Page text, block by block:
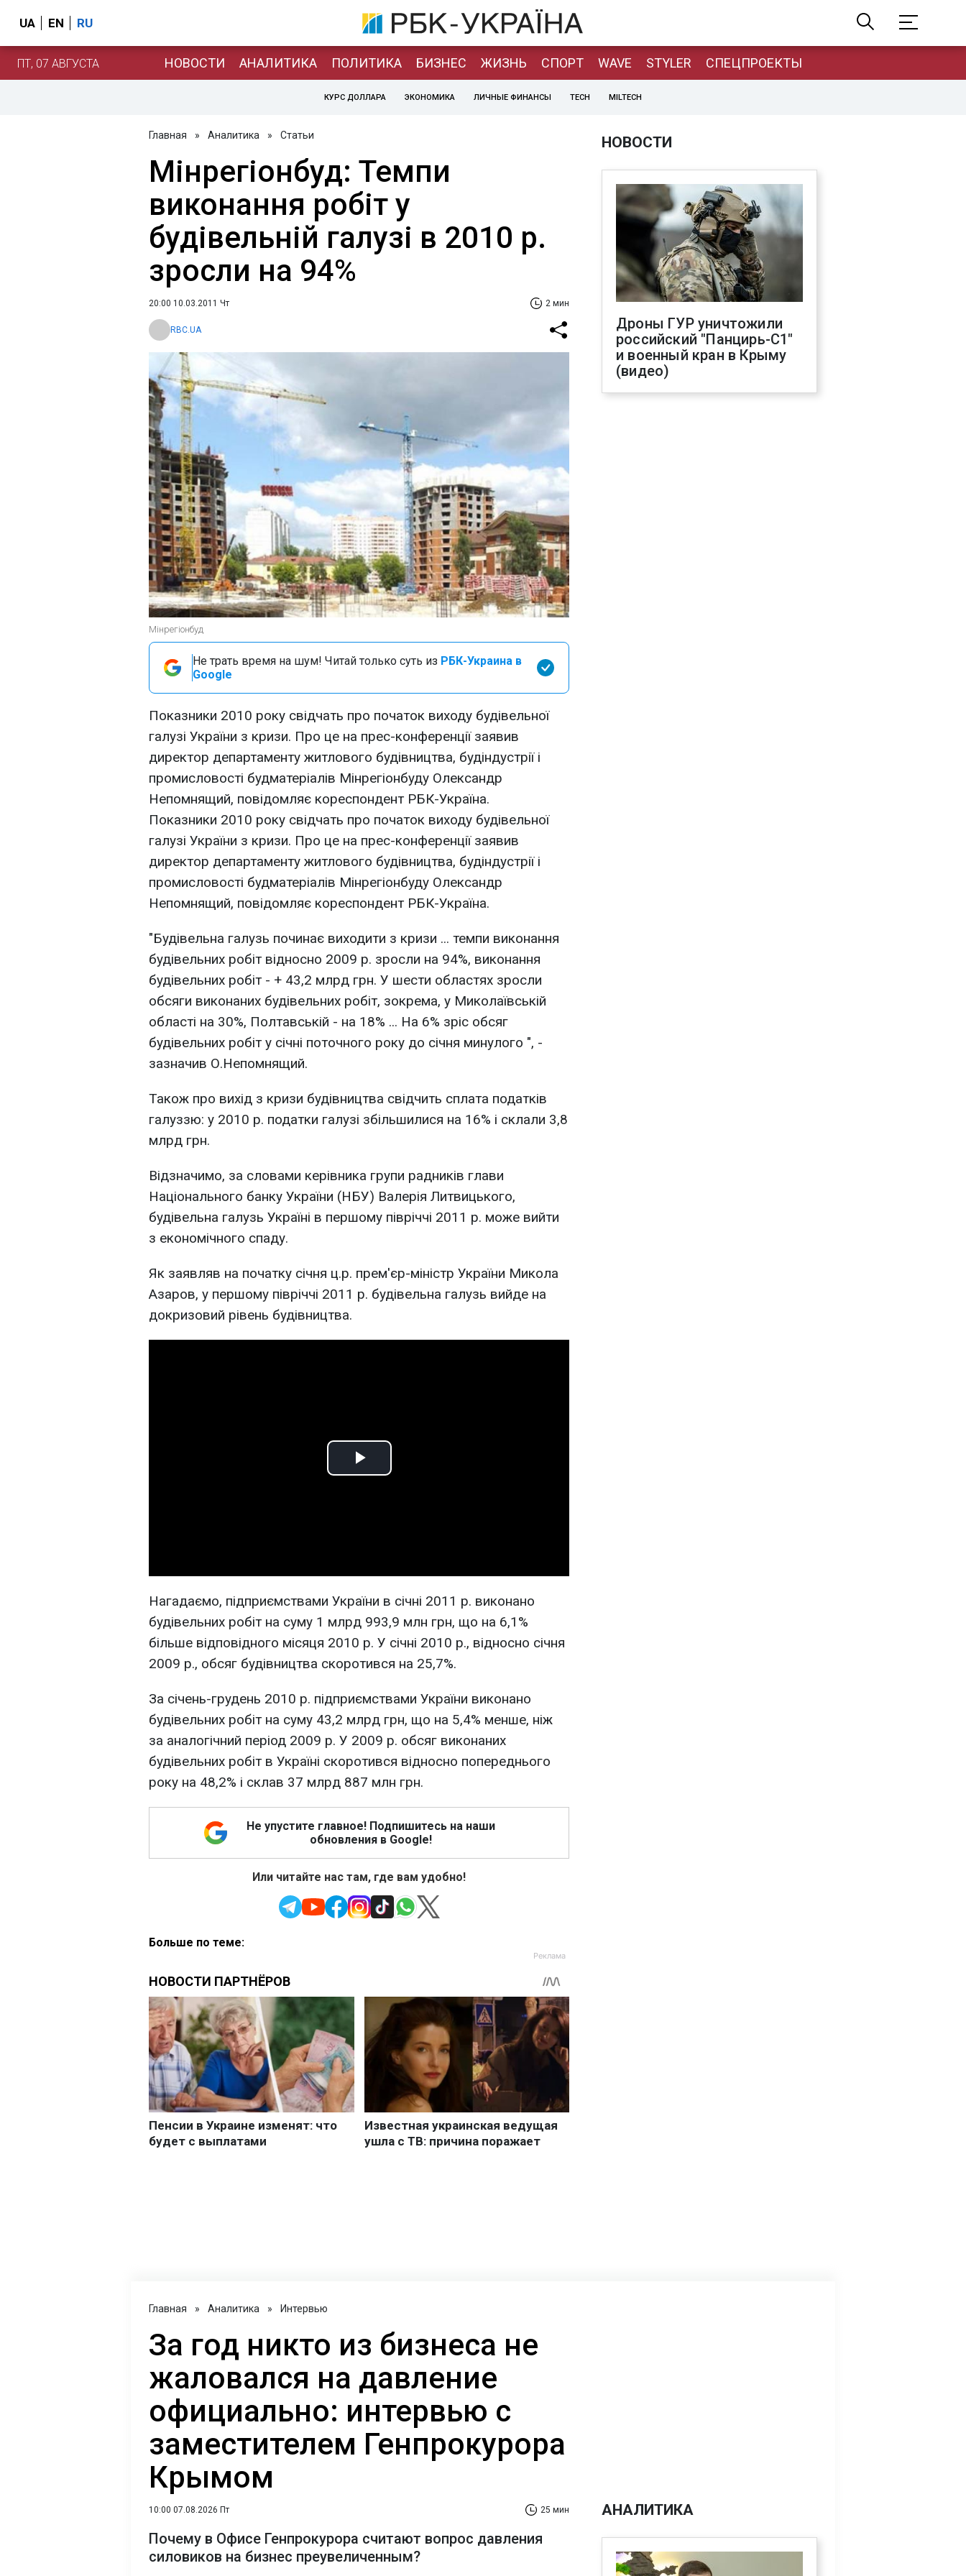
UA EN RU
ПТ, 07 АВГУСТА НОВОСТИ АНАЛИТИКА ПОЛИТИКА БИЗНЕС ЖИЗНЬ СПОРТ WAVE STYLER СПЕЦПРОЕКТЫ
КУРС ДОЛЛАРА ЭКОНОМИКА ЛИЧНЫЕ ФИНАНСЫ TECH MILTECH
Главная » Аналитика » Статьи
Мінрегіонбуд: Темпи
виконання робіт у
будівельній галузі в 2010 р.
зросли на 94%
20:00 10.03.2011 Чт 2 мин
RBC.UA
Мінрегіонбуд
Не трать время на шум! Читай только суть из РБК-Украина в
Google
Показники 2010 року свідчать про початок виходу будівельної
галузі України з кризи. Про це на прес-конференції заявив
директор департаменту житлового будівництва, будіндустрії і
промисловості будматеріалів Мінрегіонбуду Олександр
Непомнящий, повідомляє кореспондент РБК-Україна.
Показники 2010 року свідчать про початок виходу будівельної
галузі України з кризи. Про це на прес-конференції заявив
директор департаменту житлового будівництва, будіндустрії і
промисловості будматеріалів Мінрегіонбуду Олександр
Непомнящий, повідомляє кореспондент РБК-Україна.
"Будівельна галузь починає виходити з кризи ... темпи виконання
будівельних робіт відносно 2009 р. зросли на 94%, виконання
будівельних робіт - + 43,2 млрд грн. У шести областях зросли
обсяги виконаних будівельних робіт, зокрема, у Миколаївській
області на 30%, Полтавській - на 18% ... На 6% зріс обсяг
будівельних робіт у січні поточного року до січня минулого ", -
зазначив О.Непомнящий.
Також про вихід з кризи будівництва свідчить сплата податків
галуззю: у 2010 р. податки галузі збільшилися на 16% і склали 3,8
млрд грн.
Відзначимо, за словами керівника групи радників глави
Національного банку України (НБУ) Валерія Литвицького,
будівельна галузь Україні в першому півріччі 2011 р. може вийти
з економічного спаду.
Як заявляв на початку січня ц.р. прем'єр-міністр України Микола
Азаров, у першому півріччі 2011 р. будівельна галузь вийде на
докризовий рівень будівництва.
Play
Нагадаємо, підприємствами України в січні 2011 р. виконано
будівельних робіт на суму 1 млрд 993,9 млн грн, що на 6,1%
більше відповідного місяця 2010 р. У січні 2010 р., відносно січня
2009 р., обсяг будівництва скоротився на 25,7%.
За січень-грудень 2010 р. підприємствами України виконано
будівельних робіт на суму 43,2 млрд грн, що на 5,4% менше, ніж
за аналогічний період 2009 р. У 2009 р. обсяг виконаних
будівельних робіт в Україні скоротився відносно попереднього
року на 48,2% і склав 37 млрд 887 млн ​​грн.
Не упустите главное! Подпишитесь на наши
обновления в Google!
Или читайте нас там, где вам удобно!
Больше по теме:
НОВОСТИ
Дроны ГУР уничтожили
российский "Панцирь-С1"
и военный кран в Крыму
(видео)
Главная » Аналитика » Интервью
За год никто из бизнеса не
жаловался на давление
официально: интервью с
заместителем Генпрокурора
Крымом
10:00 07.08.2026 Пт 25 мин
Почему в Офисе Генпрокурора считают вопрос давления
силовиков на бизнес преувеличенным?
АНАЛИТИКА